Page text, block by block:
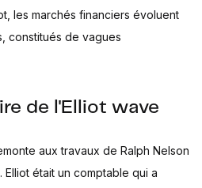
les marchés financiers évoluent
constitués de vagues
de l'Elliot wave
aux travaux de Ralph Nelson
Elliot était un comptable qui a